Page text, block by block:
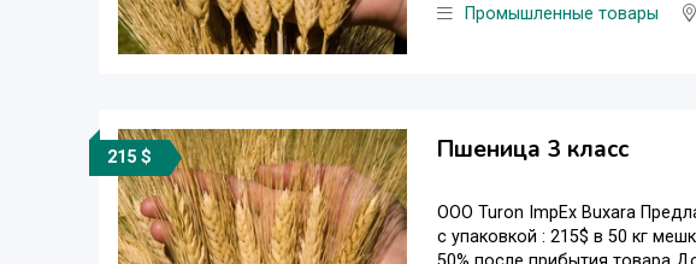
Промышленные товары
215 $ Пшеница 3 класс
OOO Turon ImpEx Buxara
с упаковкой : 215$ в 50 кг